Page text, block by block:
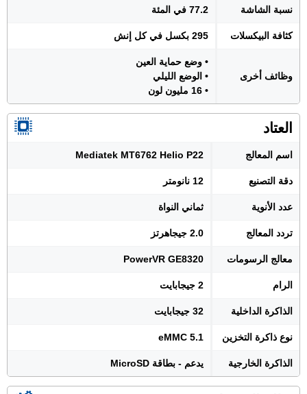
نسبة الشاشة 77.2 في المئة
كثافة البيكسلات 295 بكسل في كل إنش
وظائف أخرى
• وضع حماية العين
• الوضع الليلي
• 16 مليون لون
العتاد
اسم المعالج Mediatek MT6762 Helio P22
دقة التصنيع 12 نانومتر
عدد الأنوية ثماني النواة
تردد المعالج 2.0 جيجاهرتز
معالج الرسومات PowerVR GE8320
الرام 2 جيجابايت
الذاكرة الداخلية 32 جيجابايت
نوع ذاكرة التخزين eMMC 5.1
الذاكرة الخارجية يدعم - بطاقة MicroSD